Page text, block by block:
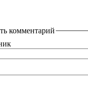
комментарий